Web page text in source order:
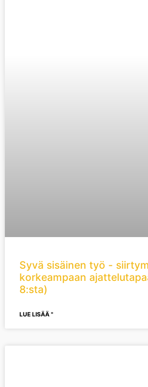
Syvä sisäinen työ -
korkeampaan
8:sta)
LUE LISÄÄ "